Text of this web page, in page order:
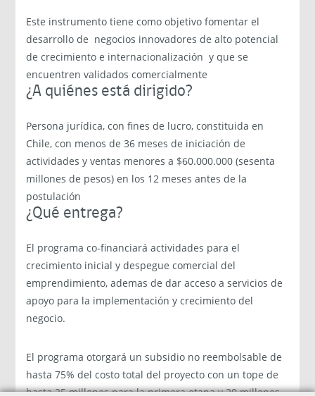
Este instrumento tiene como objetivo fomentar el
desarrollo de negocios innovadores de alto potencial
de crecimiento e internacionalización y que se
encuentren validados comercialmente
¿A quiénes está dirigido?
Persona jurídica, con fines de lucro, constituida en
Chile, con menos de 36 meses de iniciación de
actividades y ventas menores a $60.000.000 (sesenta
millones de pesos) en los 12 meses antes de la
postulación
¿Qué entrega?
El programa co-financiará actividades para el
crecimiento inicial y despegue comercial del
emprendimiento, ademas de dar acceso a servicios de
apoyo para la implementación y crecimiento del
negocio.
El programa otorgará un subsidio no reembolsable de
hasta 75% del costo total del proyecto con un tope de
hasta 25 millones para la primera etapa y 20 millones